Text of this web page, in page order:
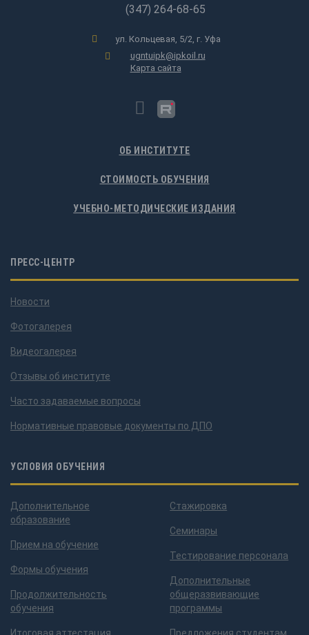
(347) 264-68-65
ул. Кольцевая, 5/2, г. Уфа
ugntuipk@ipkoil.ru
Карта сайта
ОБ ИНСТИТУТЕ
СТОИМОСТЬ ОБУЧЕНИЯ
УЧЕБНО-МЕТОДИЧЕСКИЕ ИЗДАНИЯ
ПРЕСС-ЦЕНТР
Новости
Фотогалерея
Видеогалерея
Отзывы об институте
Часто задаваемые вопросы
Нормативные правовые документы по ДПО
УСЛОВИЯ ОБУЧЕНИЯ
Дополнительное
образование
Прием на обучение
Формы обучения
Продолжительность
обучения
Стажировка
Семинары
Тестирование персонала
Дополнительные
общеразвивающие
программы